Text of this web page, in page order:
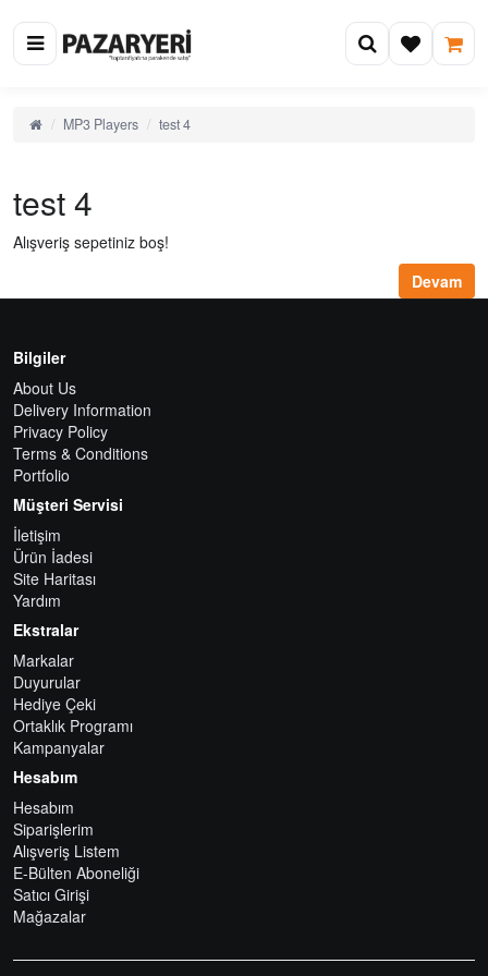
MP3 Players test 4
test 4
Alışveriş sepetiniz boş!
Devam
Bilgiler
About Us
Delivery Information
Privacy Policy
Terms & Conditions
Portfolio
Müşteri Servisi
İletişim
Ürün İadesi
Site Haritası
Yardım
Ekstralar
Markalar
Duyurular
Hediye Çeki
Ortaklık Programı
Kampanyalar
Hesabım
Hesabım
Siparişlerim
Alışveriş Listem
E-Bülten Aboneliği
Satıcı Girişi
Mağazalar